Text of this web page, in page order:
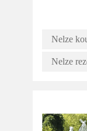
Nelze
Nelze